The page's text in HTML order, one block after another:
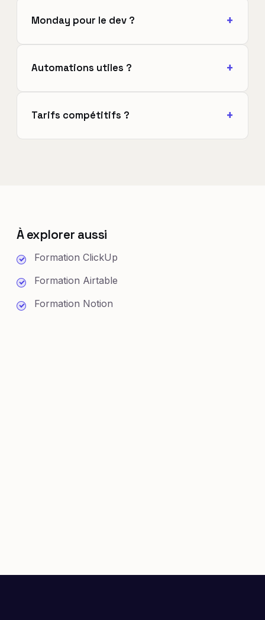
Monday pour le dev ?
Automations utiles ?
Tarifs compétitifs ?
À explorer aussi
Formation ClickUp
Formation Airtable
Formation Notion